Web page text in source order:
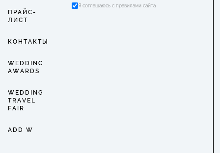
ПРАЙС-
ЛИСТ
КОНТАКТЫ
WEDDING
AWARDS
WEDDING
TRAVEL
FAIR
ADD W
Я соглашаюсь с правилами сайта